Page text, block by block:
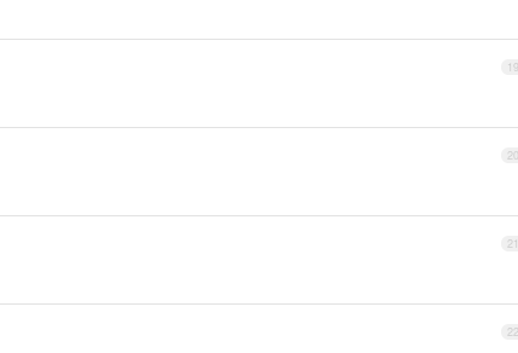
19
20
21
22